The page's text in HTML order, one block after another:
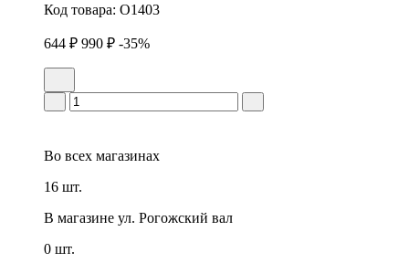
Код товара: O1403
644 ₽ 990 ₽ -35%
Во всех магазинах
16 шт.
В магазине ул. Рогожский вал
0 шт.